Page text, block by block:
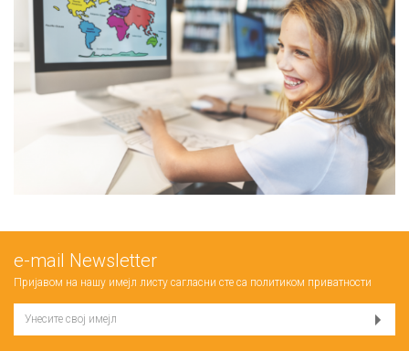
е-mail Newsletter
Пријавом на нашу имејл листу сагласни сте са политиком приватности